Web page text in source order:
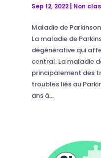
Sep 12, 2022| Non
Maladie de
La maladie de
dégénérative qui
central. La maladie
principalement des
troubles liés au
ans à...